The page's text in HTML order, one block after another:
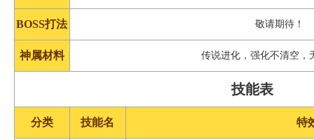
BOSS打法 敬请期待！
神属材料 传说进化，强化不清空，
技能表
分类 技能名 特